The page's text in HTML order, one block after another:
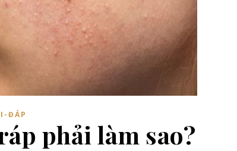
ĐÁP
phải làm sao?